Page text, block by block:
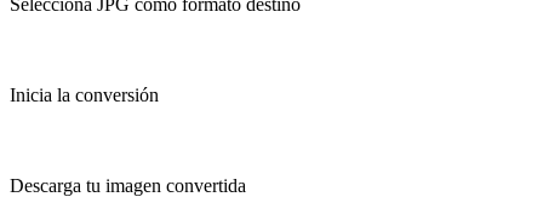
Selecciona JPG como formato destino
Inicia la conversión
Descarga tu imagen convertida